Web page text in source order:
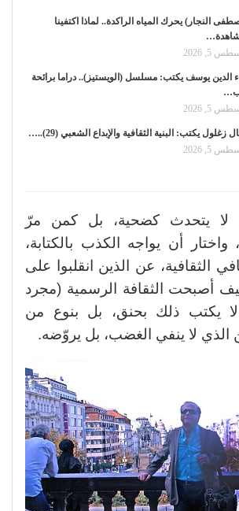
النجار) يحرك المياه الراكدة.. لماذا اكتفينا
5, 2026
الدين يوسف يكتب: مسلسل (الويستيز).. دراما برائحة
5, 2026
زغلول يكتب: البنية الثقافية والإبداع الشعبي (29)..…
5, 2026
لا يتحدث كضحية، بل كمن مرّ
واختار أن يواجه الكذب بالكتابة،
الثقافية، عن الذين انقلبوا على
أصبحت الثقافة الرسمية (مجرد
لا يكتب ذلك بحنق، بل بنوع من
الذي لا ينفي الغضب، بل يروّضه.